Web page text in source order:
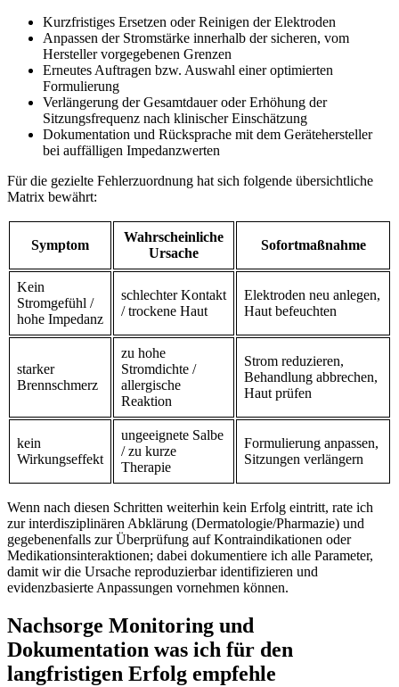
Kurzfristiges Ersetzen oder Reinigen der Elektroden
Anpassen der Stromstärke innerhalb der sicheren, ⁣vom
Hersteller vorgegebenen⁢ Grenzen
Erneutes Auftragen bzw. Auswahl ‌einer optimierten
Formulierung
Verlängerung der Gesamtdauer oder ⁤Erhöhung der
Sitzungsfrequenz nach⁣ klinischer‌ Einschätzung
Dokumentation und‍ Rücksprache mit dem Gerätehersteller
bei auffälligen ‍Impedanzwerten
Für ⁢die gezielte Fehlerzuordnung hat sich folgende ​übersichtliche
Matrix bewährt:
Symptom
Wahrscheinliche
Ursache
Sofortmaßnahme
Kein
Stromgefühl‌ /​
hohe Impedanz
schlechter​ Kontakt
/ trockene Haut
Elektroden neu ‌anlegen,
Haut befeuchten
starker
Brennschmerz
zu ⁢hohe
Stromdichte /
allergische
Reaktion
Strom reduzieren,
Behandlung abbrechen,‌
Haut prüfen
kein
Wirkungseffekt
ungeeignete Salbe
/ zu kurze
Therapie
Formulierung anpassen,
⁣Sitzungen verlängern
Wenn⁢ nach⁤ diesen ⁤Schritten weiterhin kein Erfolg eintritt, rate ich
zur interdisziplinären⁤ Abklärung (Dermatologie/Pharmazie) und
gegebenenfalls ​zur Überprüfung auf Kontraindikationen oder
Medikationsinteraktionen; dabei dokumentiere ich‍ alle⁢ Parameter,
damit wir die Ursache reproduzierbar identifizieren ⁢und
evidenzbasierte‍ Anpassungen⁣ vornehmen können.
Nachsorge Monitoring und
⁣Dokumentation ​was ich für den
‍langfristigen⁣ Erfolg empfehle